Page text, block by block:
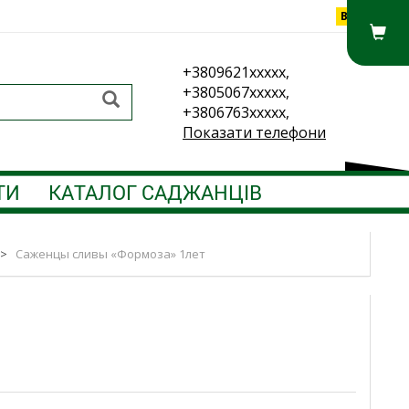
Вхід
+3809621xxxxx,
+3805067xxxxx,
+3806763xxxxx,
Показати телефони
КАТАЛОГ САДЖАНЦІВ
> Саженцы сливы «Формоза» 1лет